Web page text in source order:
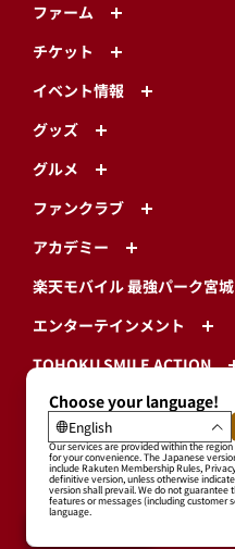
ファーム
チケット
イベント情報
グッズ
グルメ
ファンクラブ
アカデミー
楽天モバイル 最強パーク宮城
エンターテインメント
TOHOKU SMILE ACTION
CSR
球団情報
プライバシーポリシー